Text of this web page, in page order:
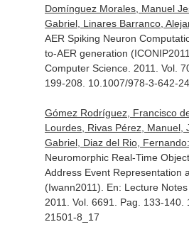
Domínguez Morales, Manuel
Gabriel, Linares Barranco,
AER Spiking Neuron
to-AER generation
Computer Science. 2011. Vol.
199-208. 10.1007/978-3-642-
Gómez Rodríguez, Francisco
Lourdes, Rivas Pérez, Manuel,
Gabriel, Diaz del Rio, Fernando:
Neuromorphic Real-Time
Address Event Representation
(Iwann2011). En: Lecture
2011. Vol. 6691. Pag. 133-140.
21501-8_17